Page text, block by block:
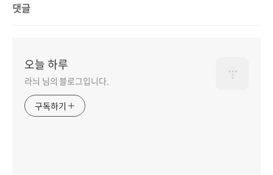
댓글
오늘 하루
라늬 님의 블로그입니다.
구독하기